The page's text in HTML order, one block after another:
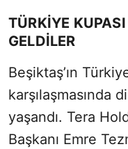
TÜRKİYE
GELDİLER
Beşiktaş’ın
karşılaşmasında
yaşandı. Tera
Başkanı Emre